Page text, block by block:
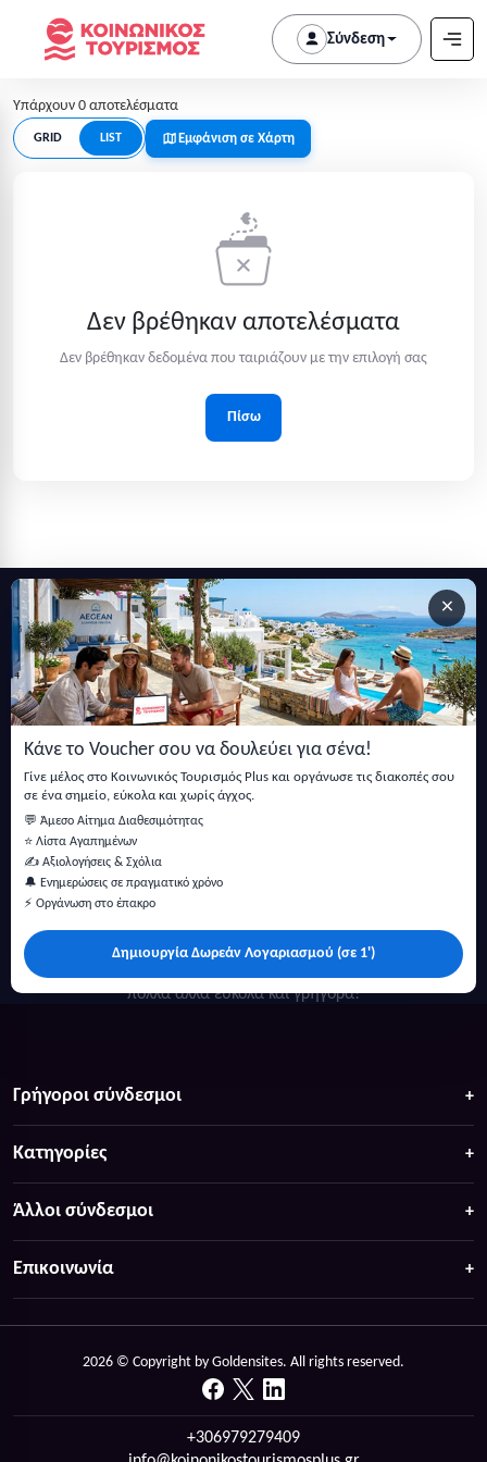
Σύνδεση
Υπάρχουν 0 αποτελέσματα
GRID LIST Εμφάνιση σε Χάρτη
Δεν βρέθηκαν αποτελέσματα
Δεν βρέθηκαν δεδομένα που ταιριάζουν με την επιλογή σας
Πίσω
×
Κάνε το Voucher σου να δουλεύει για σένα!
Γίνε μέλος στο Κοινωνικός Τουρισμός Plus και οργάνωσε τις διακοπές σου
σε ένα σημείο, εύκολα και χωρίς άγχος.
💬 Άμεσο Αίτημα Διαθεσιμότητας
⭐ Λίστα Αγαπημένων
✍️ Αξιολογήσεις & Σχόλια
🔔 Ενημερώσεις σε πραγματικό χρόνο
⚡ Οργάνωση στο έπακρο
Δημιουργία Δωρεάν Λογαριασμού (σε 1')
Εγγραφείτε στο newsletter μας
Μείνετε ενημερωμένοι με τις τελευταίες ειδήσεις, ανακοινώσεις
και άρθρα.
πολλά άλλα ευκολα και γρήγορα!
Γρήγοροι σύνδεσμοι
Κατηγορίες
Άλλοι σύνδεσμοι
Επικοινωνία
2026 © Copyright by Goldensites. All rights reserved.
+306979279409